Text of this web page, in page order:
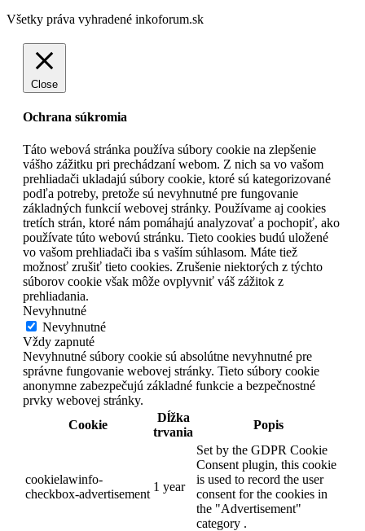
Všetky práva vyhradené inkoforum.sk
Close
Ochrana súkromia
Táto webová stránka používa súbory cookie na zlepšenie
vášho zážitku pri prechádzaní webom. Z nich sa vo vašom
prehliadači ukladajú súbory cookie, ktoré sú kategorizované
podľa potreby, pretože sú nevyhnutné pre fungovanie
základných funkcií webovej stránky. Používame aj cookies
tretích strán, ktoré nám pomáhajú analyzovať a pochopiť, ako
používate túto webovú stránku. Tieto cookies budú uložené
vo vašom prehliadači iba s vaším súhlasom. Máte tiež
možnosť zrušiť tieto cookies. Zrušenie niektorých z týchto
súborov cookie však môže ovplyvniť váš zážitok z
prehliadania.
Nevyhnutné
Nevyhnutné
Vždy zapnuté
Nevyhnutné súbory cookie sú absolútne nevyhnutné pre
správne fungovanie webovej stránky. Tieto súbory cookie
anonymne zabezpečujú základné funkcie a bezpečnostné
prvky webovej stránky.
Cookie
Dĺžka
trvania
Popis
cookielawinfo-
checkbox-advertisement
1 year
Set by the GDPR Cookie
Consent plugin, this cookie
is used to record the user
consent for the cookies in
the "Advertisement"
category .